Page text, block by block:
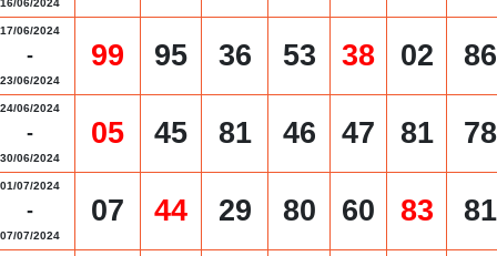
16/06/2024
17/06/2024
-
23/06/2024
99 95 36 53 38 02 86
24/06/2024
-
30/06/2024
05 45 81 46 47 81 78
01/07/2024
-
07/07/2024
07 44 29 80 60 83 81